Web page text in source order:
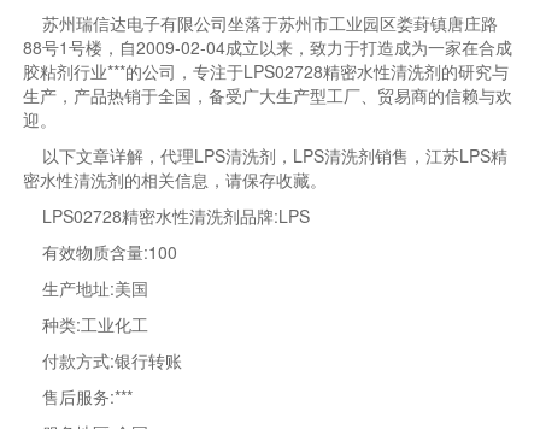
苏州瑞信达电子有限公司坐落于苏州市工业园区娄葑镇唐庄路
88号1号楼，自2009-02-04成立以来，致力于打造成为一家在合成
胶粘剂行业***的公司，专注于LPS02728精密水性清洗剂的研究与
生产，产品热销于全国，备受广大生产型工厂、贸易商的信赖与欢
迎。
以下文章详解，代理LPS清洗剂，LPS清洗剂销售，江苏LPS精
密水性清洗剂的相关信息，请保存收藏。
LPS02728精密水性清洗剂品牌:LPS
有效物质含量:100
生产地址:美国
种类:工业化工
付款方式:银行转账
售后服务:***